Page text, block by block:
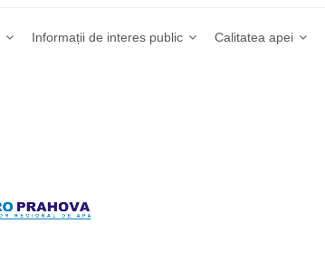
Informații de interes public Calitatea apei